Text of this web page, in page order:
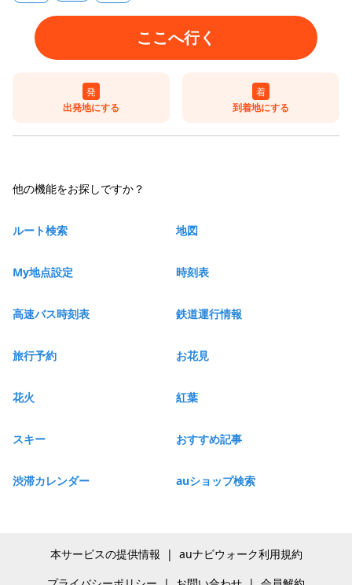
ここへ行く
発
出発地にする
着
到着地にする
他の機能をお探しですか？
ルート検索 地図
My地点設定 時刻表
高速バス時刻表 鉄道運行情報
旅行予約 お花見
花火 紅葉
スキー おすすめ記事
渋滞カレンダー auショップ検索
本サービスの提供情報 | auナビウォーク利用規約